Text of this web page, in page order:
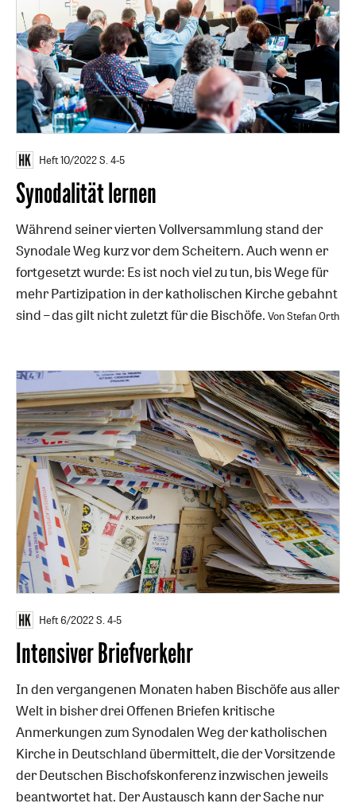
Heft 10/2022S. 4-5
Synodalität lernen
Während seiner vierten Vollversammlung stand der
Synodale Weg kurz vor dem Scheitern. Auch wenn er
fortgesetzt wurde: Es ist noch viel zu tun, bis Wege für
mehr Partizipation in der katholischen Kirche gebahnt
sind – das gilt nicht zuletzt für die Bischöfe. Von Stefan Orth
Heft 6/2022S. 4-5
Intensiver Briefverkehr
In den vergangenen Monaten haben Bischöfe aus aller
Welt in bisher drei Offenen Briefen kritische
Anmerkungen zum Synodalen Weg der katholischen
Kirche in Deutschland übermittelt, die der Vorsitzende
der Deutschen Bischofskonferenz inzwischen jeweils
beantwortet hat. Der Austausch kann der Sache nur